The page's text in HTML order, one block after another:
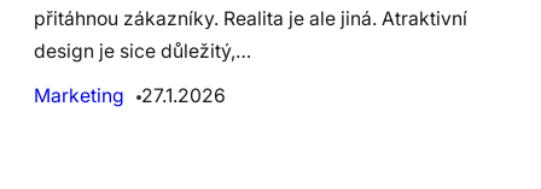
přitáhnou zákazníky. Realita je ale jiná. Atraktivní
design je sice důležitý,…
Marketing
27.1.2026